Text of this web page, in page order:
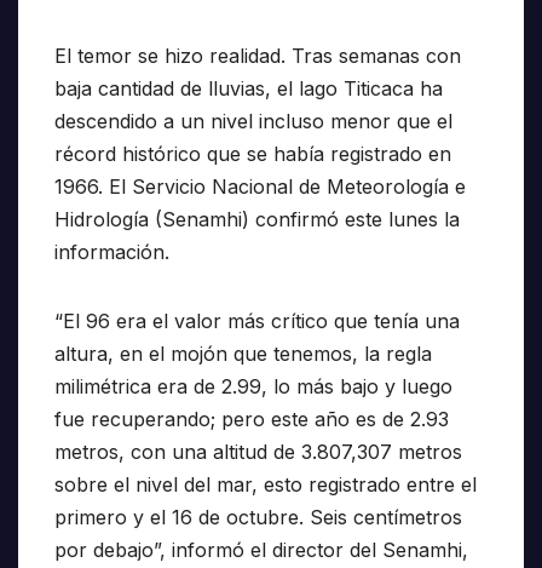
El temor se hizo realidad. Tras semanas con
baja cantidad de lluvias, el lago Titicaca ha
descendido a un nivel incluso menor que el
récord histórico que se había registrado en
1966. El Servicio Nacional de Meteorología e
Hidrología (Senamhi) confirmó este lunes la
información.
“El 96 era el valor más crítico que tenía una
altura, en el mojón que tenemos, la regla
milimétrica era de 2.99, lo más bajo y luego
fue recuperando; pero este año es de 2.93
metros, con una altitud de 3.807,307 metros
sobre el nivel del mar, esto registrado entre el
primero y el 16 de octubre. Seis centímetros
por debajo”, informó el director del Senamhi,